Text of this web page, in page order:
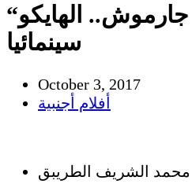
“باترسون” لجيم جارموش.. الهايكو
سينمائيا
October 3, 2017
أفلام أجنبية
محمد الشريف الطريبق